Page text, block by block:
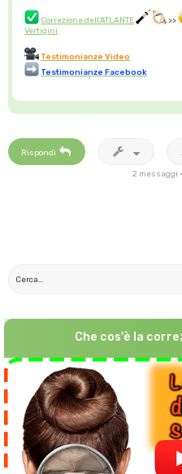
Correzione dell'ATLANTE >>
Vertigini
Testimonianze Video
Testimonianze Facebook
Rispondi
2 messaggi
Che cos'è la